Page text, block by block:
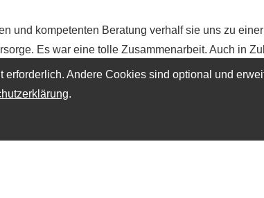
und kompetenten Beratung verhalf sie uns zu
Es war eine tolle Zusammenarbeit. Auch in
Andere Cookies sind optional und
.